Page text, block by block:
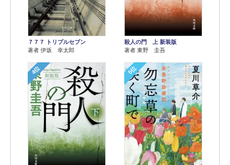
７７７ トリプルセブン
著者 伊坂 幸太郎
殺人の門 上 新装版
著者 東野 圭吾
4位 5位